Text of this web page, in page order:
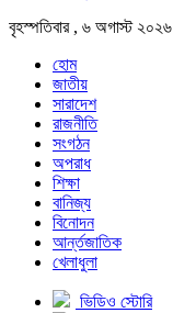
বৃহস্পতিবার , ৬ অগাস্ট ২০২৬
হোম
জাতীয়
সারাদেশ
রাজনীতি
সংগঠন
অপরাধ
শিক্ষা
বানিজ্য
বিনোদন
আর্ন্তজাতিক
খেলাধুলা
ভিডিও স্টোরি